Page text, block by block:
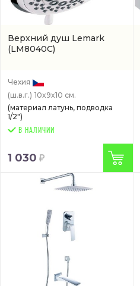
Верхний душ Lemark
(LM8040C)
Чехия
(ш.в.г.) 10x9x10 см.
(материал латунь, подводка
1/2")
В НАЛИЧИИ
1 030